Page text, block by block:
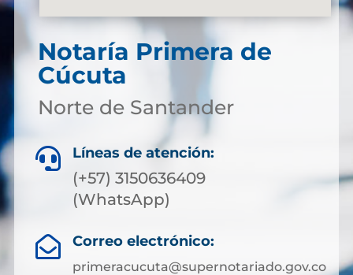
Notaría Primera de
Cúcuta
Norte de Santander
 Líneas de atención:
(+57) 3150636409
(WhatsApp)
 Correo electrónico:
primeracucuta@supernotariado.gov.co